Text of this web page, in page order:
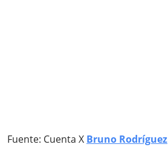
Fuente: Cuenta X Bruno Rodríguez